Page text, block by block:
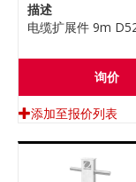
描述
电缆扩展件 9m
询价
添加至报价列表